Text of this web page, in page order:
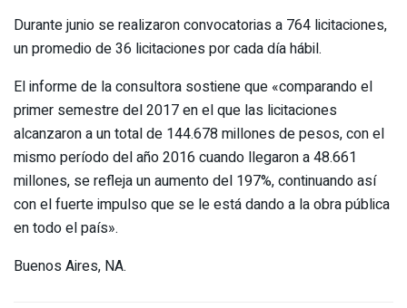
Durante junio se realizaron convocatorias a 764 licitaciones,
un promedio de 36 licitaciones por cada día hábil.
El informe de la consultora sostiene que «comparando el
primer semestre del 2017 en el que las licitaciones
alcanzaron a un total de 144.678 millones de pesos, con el
mismo período del año 2016 cuando llegaron a 48.661
millones, se refleja un aumento del 197%, continuando así
con el fuerte impulso que se le está dando a la obra pública
en todo el país».
Buenos Aires, NA.